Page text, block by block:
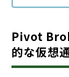
Pivot
的な仮想